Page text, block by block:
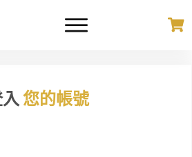
您的帳號